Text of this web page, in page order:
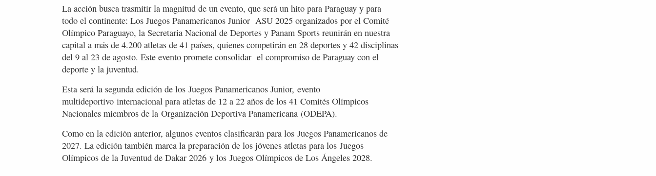
La acción busca trasmitir la magnitud de un evento, que será un hito para Paraguay y para
todo el continente: Los Juegos Panamericanos Junior ASU 2025 organizados por el Comité
Olímpico Paraguayo, la Secretaria Nacional de Deportes y Panam Sports reunirán en nuestra
capital a más de 4.200 atletas de 41 países, quienes competirán en 28 deportes y 42 disciplinas
del 9 al 23 de agosto. Este evento promete consolidar el compromiso de Paraguay con el
deporte y la juventud.
Esta será la segunda edición de los Juegos Panamericanos Junior, evento
multideportivo internacional para atletas de 12 a 22 años de los 41 Comités Olímpicos
Nacionales miembros de la Organización Deportiva Panamericana (ODEPA).
Como en la edición anterior, algunos eventos clasificarán para los Juegos Panamericanos de
2027. La edición también marca la preparación de los jóvenes atletas para los Juegos
Olímpicos de la Juventud de Dakar 2026 y los Juegos Olímpicos de Los Ángeles 2028.